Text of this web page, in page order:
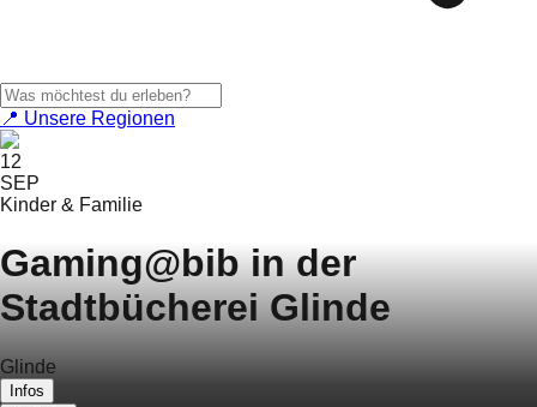
📍 Unsere Regionen
12
SEP
Kinder & Familie
Gaming@bib in der
Stadtbücherei Glinde
Glinde
Infos